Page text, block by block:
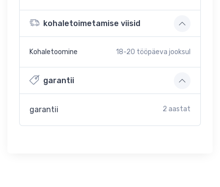
kohaletoimetamise viisid
Kohaletoomine 18-20 tööpäeva jooksul
garantii
garantii 2 aastat